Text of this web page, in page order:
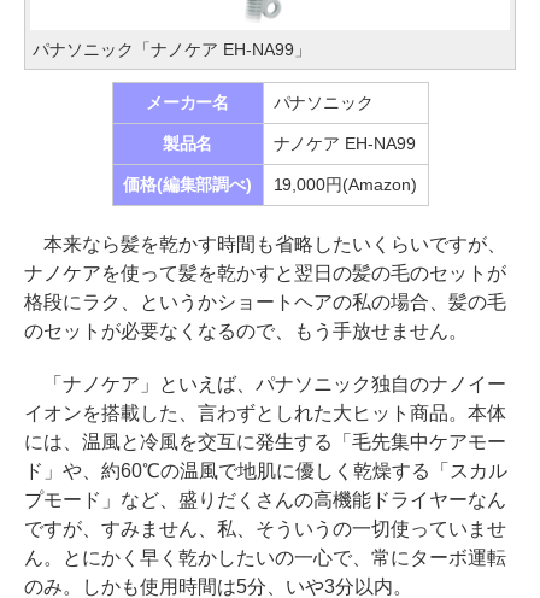
パナソニック「ナノケア EH-NA99」
メーカー名 パナソニック
製品名 ナノケア EH-NA99
価格(編集部調べ) 19,000円(Amazon)
本来なら髪を乾かす時間も省略したいくらいですが、
ナノケアを使って髪を乾かすと翌日の髪の毛のセットが
格段にラク、というかショートヘアの私の場合、髪の毛
のセットが必要なくなるので、もう手放せません。
「ナノケア」といえば、パナソニック独自のナノイー
イオンを搭載した、言わずとしれた大ヒット商品。本体
には、温風と冷風を交互に発生する「毛先集中ケアモー
ド」や、約60℃の温風で地肌に優しく乾燥する「スカル
プモード」など、盛りだくさんの高機能ドライヤーなん
ですが、すみません、私、そういうの一切使っていませ
ん。とにかく早く乾かしたいの一心で、常にターボ運転
のみ。しかも使用時間は5分、いや3分以内。